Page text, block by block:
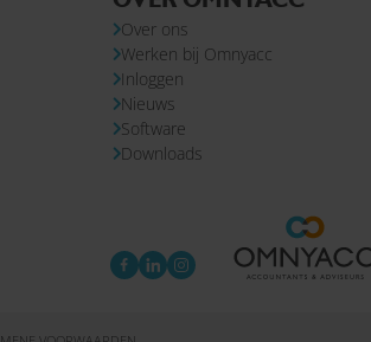
Over ons
Werken bij Omnyacc
Inloggen
Nieuws
Software
Downloads